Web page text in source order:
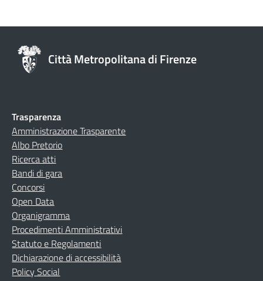
Città Metropolitana di Firenze
Trasparenza
Amministrazione Trasparente
Albo Pretorio
Ricerca atti
Bandi di gara
Concorsi
Open Data
Organigramma
Procedimenti Amministrativi
Statuto e Regolamenti
Dichiarazione di accessibilità
Policy Social